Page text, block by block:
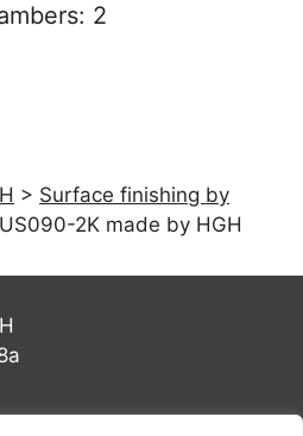
2
> Surface finishing by
US090-2K made by HGH